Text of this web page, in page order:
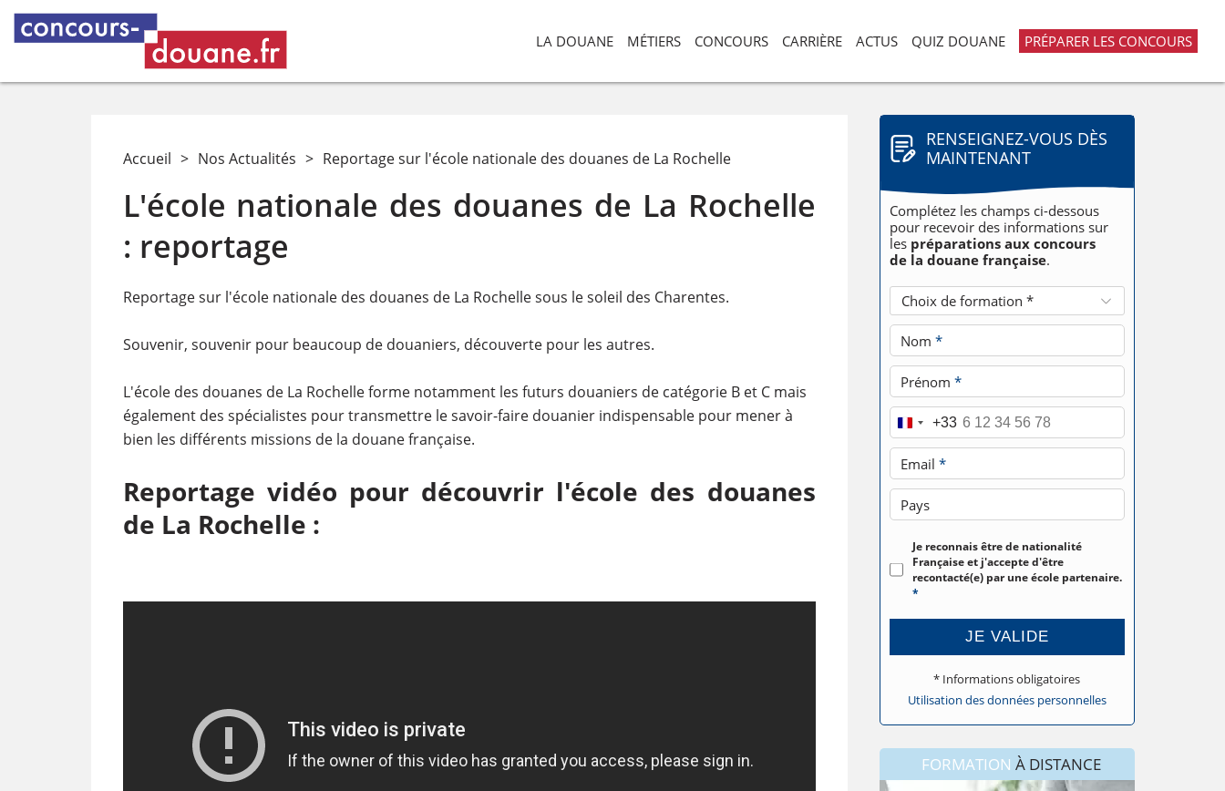
LA DOUANE MÉTIERS CONCOURS CARRIÈRE ACTUS QUIZ DOUANE PRÉPARER LES CONCOURS
Accueil > Nos Actualités > Reportage sur l'école nationale des douanes de La Rochelle
L'école nationale des douanes de La Rochelle
: reportage
Reportage sur l'école nationale des douanes de La Rochelle sous le soleil des Charentes.
Souvenir, souvenir pour beaucoup de douaniers, découverte pour les autres.
L'école des douanes de La Rochelle forme notamment les futurs douaniers de catégorie B et C mais
également des spécialistes pour transmettre le savoir-faire douanier indispensable pour mener à
bien les différents missions de la douane française.
Reportage vidéo pour découvrir l'école des douanes
de La Rochelle :
RENSEIGNEZ-VOUS DÈS
MAINTENANT
Complétez les champs ci-dessous
pour recevoir des informations sur
les préparations aux concours
de la douane française.
Choix de formation *
Nom *
Prénom *
Téléphone*
+33
Email *
Pays
Je reconnais être de nationalité
Française et j'accepte d'être
recontacté(e) par une école partenaire.
*
JE VALIDE
* Informations obligatoires
Utilisation des données personnelles
FORMATION À DISTANCE